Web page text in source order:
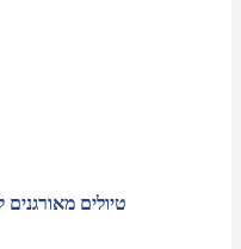
טיולים